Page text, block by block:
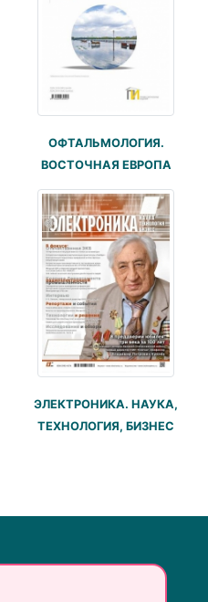
ОФТАЛЬМОЛОГИЯ.
ВОСТОЧНАЯ ЕВРОПА
ЭЛЕКТРОНИКА. НАУКА,
ТЕХНОЛОГИЯ, БИЗНЕС